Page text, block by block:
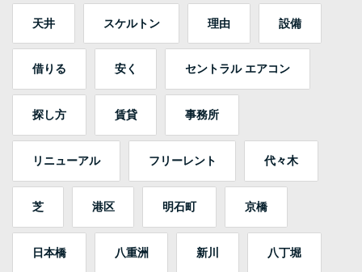
天井 スケルトン 理由 設備
借りる 安く セントラル エアコン
探し方 賃貸 事務所
リニューアル フリーレント 代々木
芝 港区 明石町 京橋
日本橋 八重洲 新川 八丁堀